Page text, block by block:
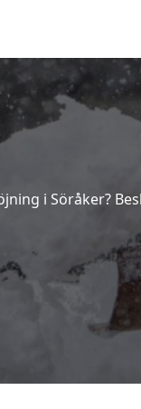
i Söråker?